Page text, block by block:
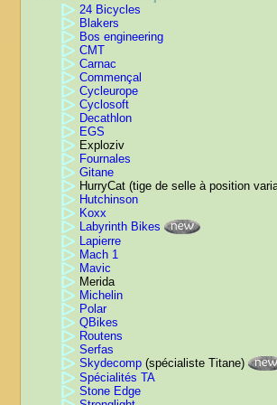
24 Bicycles
Blakers
Bos engineering
CMT
Carnac
Commençal
Cycleurope
Cyclosoft
Decathlon
EGS
Exploziv
Fournales
Gitane
HurryCat (tige de selle à position
Hutchinson
Koxx
Labyrinth Bikes
Lapierre
Mach 1
Mavic
Merida
Michelin
Polar
QBikes
Routens
Serfas
Skydecomp (spécialiste Titane)
Spécialités TA
Stone Edge